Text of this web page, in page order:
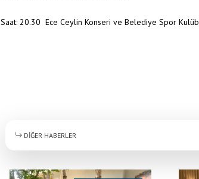
Saat: 20.30 Ece Ceylin Konseri ve Belediye Spor
DİĞER HABERLER